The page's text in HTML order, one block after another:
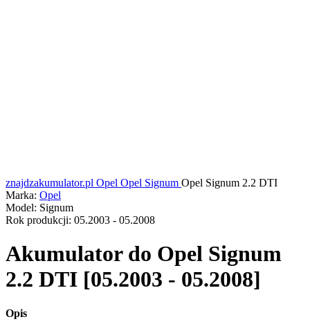
znajdzakumulator.pl Opel Opel Signum Opel Signum 2.2 DTI
Marka: Opel
Model: Signum
Rok produkcji: 05.2003 - 05.2008
Akumulator do Opel Signum
2.2 DTI [05.2003 - 05.2008]
Opis